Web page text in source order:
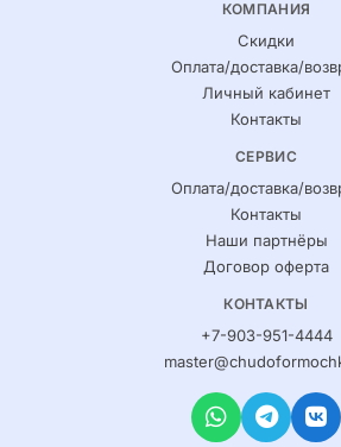
КОМПАНИЯ
Скидки
Оплата/доставка/
Личный кабинет
Контакты
СЕРВИС
Оплата/доставка/
Контакты
Наши партнёры
Договор оферта
КОНТАКТЫ
+7-903-951-4444